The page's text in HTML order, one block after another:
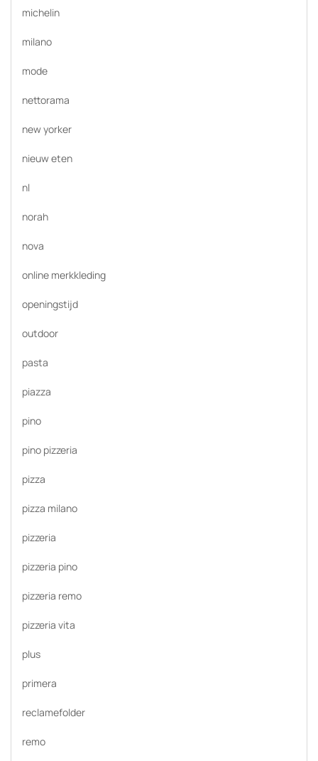
michelin
milano
mode
nettorama
new yorker
nieuw eten
nl
norah
nova
online merkkleding
openingstijd
outdoor
pasta
piazza
pino
pino pizzeria
pizza
pizza milano
pizzeria
pizzeria pino
pizzeria remo
pizzeria vita
plus
primera
reclamefolder
remo